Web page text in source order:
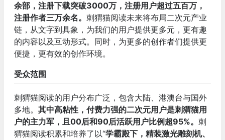
余部，注册下载突破3000万，注册用户超过五百万，
注册作者三万余名。 刺猬猫阅读未来将布局二次元产业
链，从文字到具象，为我们的用户提供更多元，更有趣
的内容以及互动形式。同时，为更多的创作者们提供更
便捷，更有效的创作环境。
受众范围
刺猬猫阅读的用户分布广泛，包含大陆、港澳台与国外
多地。 其中高粘性，付费力强的二次元用户是刺猬猫用
户的主力军，且00后和90后活跃用户比例超95%。 刺
猬猫阅读积累和培养了以“学霸殿下，精装激光雕刻机、